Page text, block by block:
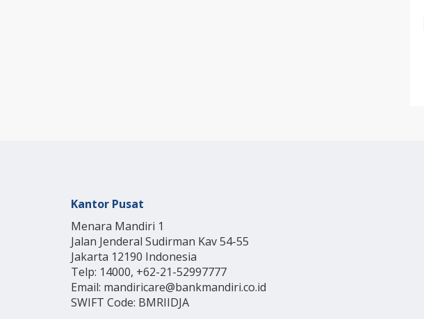
Kantor Pusat
Menara Mandiri 1
Jalan Jenderal Sudirman Kav 54-55
Jakarta 12190 Indonesia
Telp: 14000, +62-21-52997777
Email: mandiricare@bankmandiri.co.id
SWIFT Code: BMRIIDJA